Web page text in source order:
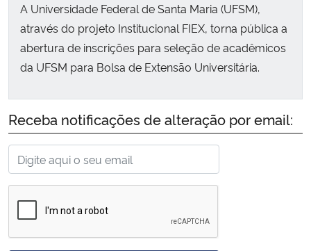
A Universidade Federal de Santa Maria (UFSM),
através do projeto Institucional FIEX, torna pública a
abertura de inscrições para seleção de acadêmicos
da UFSM para Bolsa de Extensão Universitária.
Receba notificações de alteração por email: